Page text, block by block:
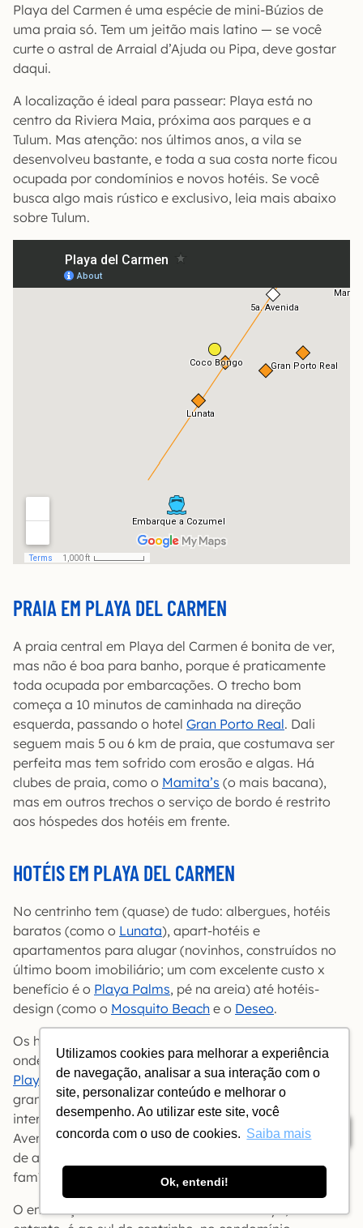
Utilizamos cookies para melhorar a experiência
de navegação, analisar a sua interação com o
site, personalizar conteúdo e melhorar o
desempenho. Ao utilizar este site, você
concorda com o uso de cookies. Saiba mais
Ok, entendi!
Índice
Playa del Carmen é uma espécie de mini-Búzios de
uma praia só. Tem um jeitão mais latino — se você
curte o astral de Arraial d’Ajuda ou Pipa, deve gostar
daqui.
A localização é ideal para passear: Playa está no
centro da Riviera Maia, próxima aos parques e a
Tulum. Mas atenção: nos últimos anos, a vila se
desenvolveu bastante, e toda a sua costa norte ficou
ocupada por condomínios e novos hotéis. Se você
busca algo mais rústico e exclusivo, leia mais abaixo
sobre Tulum.
PRAIA EM PLAYA DEL CARMEN
A praia central em Playa del Carmen é bonita de ver,
mas não é boa para banho, porque é praticamente
toda ocupada por embarcações. O trecho bom
começa a 10 minutos de caminhada na direção
esquerda, passando o hotel Gran Porto Real. Dali
seguem mais 5 ou 6 km de praia, que costumava ser
perfeita mas tem sofrido com erosão e algas. Há
clubes de praia, como o Mamita’s (o mais bacana),
mas em outros trechos o serviço de bordo é restrito
aos hóspedes dos hotéis em frente.
HOTÉIS EM PLAYA DEL CARMEN
No centrinho tem (quase) de tudo: albergues, hotéis
baratos (como o Lunata), apart-hotéis e
apartamentos para alugar (novinhos, construídos no
último boom imobiliário; um com excelente custo x
benefício é o Playa Palms, pé na areia) até hotéis-
design (como o Mosquito Beach e o Deseo.
Os hotéis ficam maiorzinhos na ponta norte do centro,
onde estão os all-inclusiveGran Porto RealeRoyal
Playa del Carmen; dali em diante você encontra hotéis
grandotes à beira-mar e menores nas quadras
internas. Nos últimos anos, na ponta norte da Quinta
Avenida já surgiram até grandes resorts, como a dupla
de all-inclusives
famílias) e
Paradisus La Perla.
O endereço tradicional dos resorts em Playa, no